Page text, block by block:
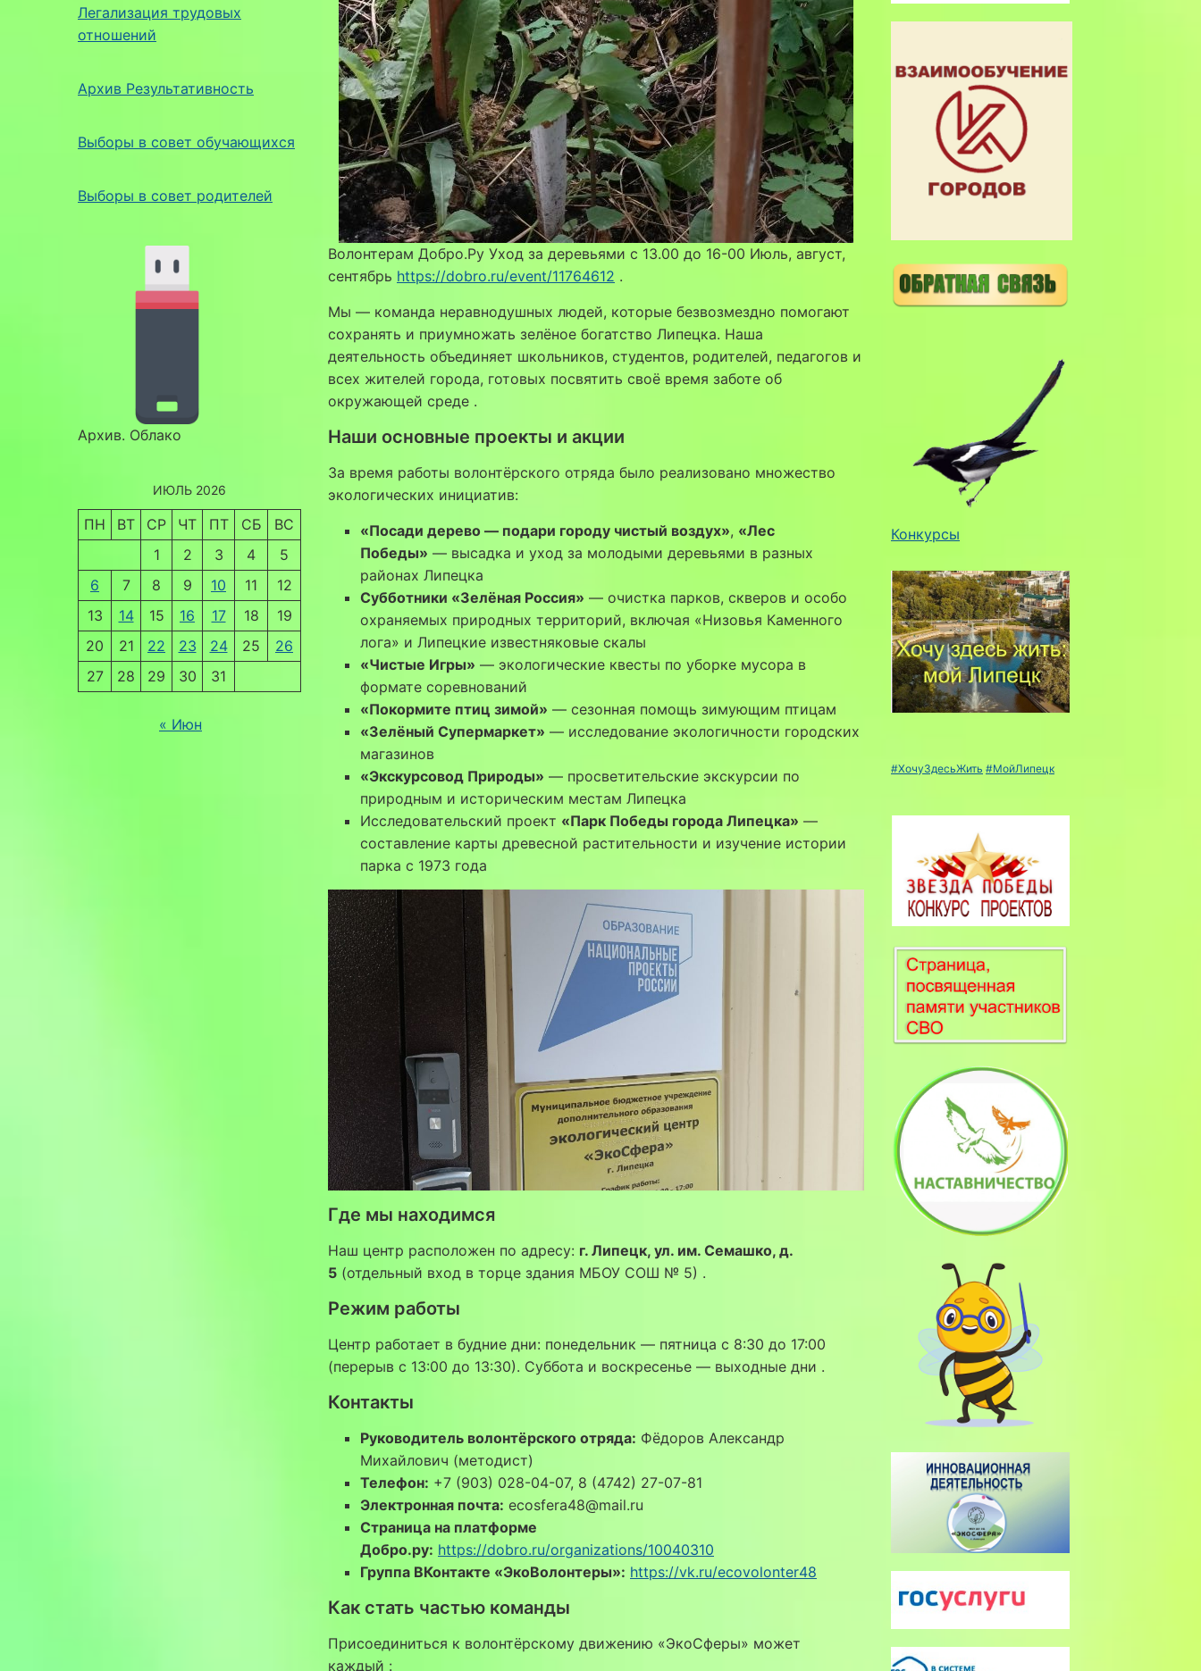
Легализация трудовых
отношений
Архив Результативность
Выборы в совет обучающихся
Выборы в совет родителей
Архив. Облако
ИЮЛЬ 2026
ПН ВТ СР ЧТ ПТ СБ
ВС
1
2 3 4
5
6
7 8 9 10 11
12
13
14 15 16 17 18
19
20
21 22 23 24 25
26
27
28 29 30 31
« Июн
Волонтерам Добро.Ру Уход за деревьями с 13.00 до 16-00 Июль, август,
сентябрь https://dobro.ru/event/11764612 .
Мы — команда неравнодушных людей, которые безвозмездно помогают
сохранять и приумножать зелёное богатство Липецка. Наша
деятельность объединяет школьников, студентов, родителей, педагогов и
всех жителей города, готовых посвятить своё время заботе об
окружающей среде .
Наши основные проекты и акции
За время работы волонтёрского отряда было реализовано множество
экологических инициатив:
«Посади дерево — подари городу чистый воздух», «Лес
Победы» — высадка и уход за молодыми деревьями в разных
районах Липецка
Субботники «Зелёная Россия» — очистка парков, скверов и особо
охраняемых природных территорий, включая «Низовья Каменного
лога» и Липецкие известняковые скалы
«Чистые Игры» — экологические квесты по уборке мусора в
формате соревнований
«Покормите птиц зимой» — сезонная помощь зимующим птицам
«Зелёный Супермаркет» — исследование экологичности городских
магазинов
«Экскурсовод Природы» — просветительские экскурсии по
природным и историческим местам Липецка
Исследовательский проект «Парк Победы города Липецка» —
составление карты древесной растительности и изучение истории
парка с 1973 года
Где мы находимся
Наш центр расположен по адресу: г. Липецк, ул. им. Семашко, д.
5 (отдельный вход в торце здания МБОУ СОШ № 5) .
Режим работы
Центр работает в будние дни: понедельник — пятница с 8:30 до 17:00
(перерыв с 13:00 до 13:30). Суббота и воскресенье — выходные дни .
Контакты
Руководитель волонтёрского отряда: Фёдоров Александр
Михайлович (методист)
Телефон: +7 (903) 028-04-07, 8 (4742) 27-07-81
Электронная почта: ecosfera48@mail.ru
Страница на платформе
Добро.ру: https://dobro.ru/organizations/10040310
Группа ВКонтакте «ЭкоВолонтеры»: https://vk.ru/ecovolonter48
Как стать частью команды
Присоединиться к волонтёрскому движению «ЭкоСферы» может
каждый :
Конкурсы
#ХочуЗдесьЖить #МойЛипецк